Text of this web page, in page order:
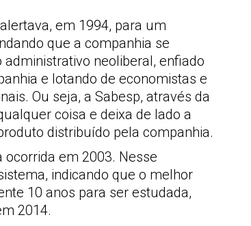
em 1994, para um
que a companhia se
neoliberal, enfiado
e lotando de economistas e
Ou seja, a Sabesp, através da
coisa e deixa de lado a
distribuído pela companhia.
em 2003. Nesse
indicando que o melhor
10 anos para ser estudada,
2014.